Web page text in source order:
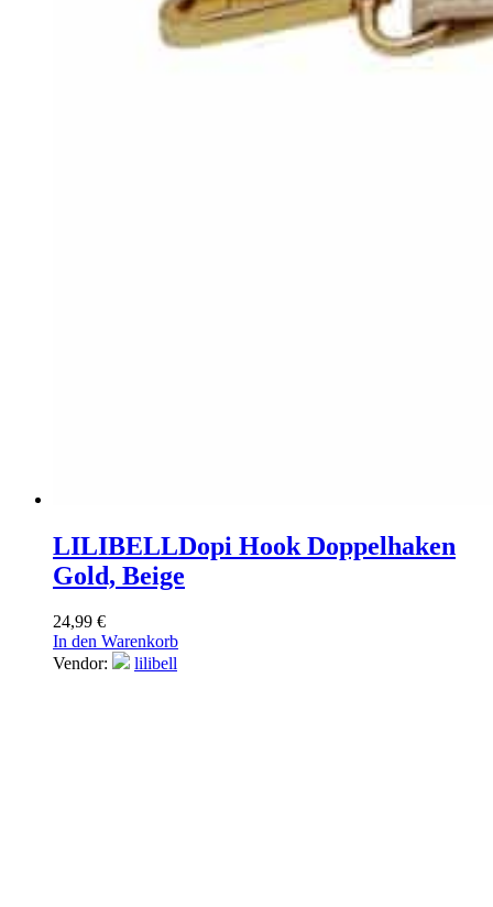
LILIBELLDopi Hook Doppelhaken
Gold, Beige
24,99 €
In den Warenkorb
Vendor:
lilibell